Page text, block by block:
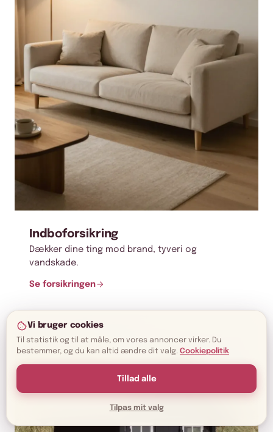
Indboforsikring
Dækker dine ting mod brand, tyveri og
vandskade.
Se forsikringen
Vi bruger cookies
Til statistik og til at måle, om vores annoncer virker. Du
bestemmer, og du kan altid ændre dit valg. Cookiepolitik
Tillad alle
Tilpas mit valg